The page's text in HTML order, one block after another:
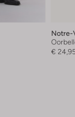
Notre-
€